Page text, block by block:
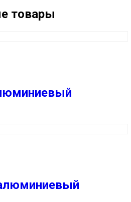
товары